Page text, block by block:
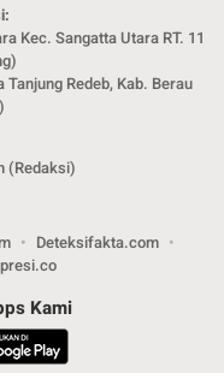
Kec. Sangatta Utara RT. 11
Redeb, Kab. Berau
(Redaksi)
Deteksifakta.com
Kami